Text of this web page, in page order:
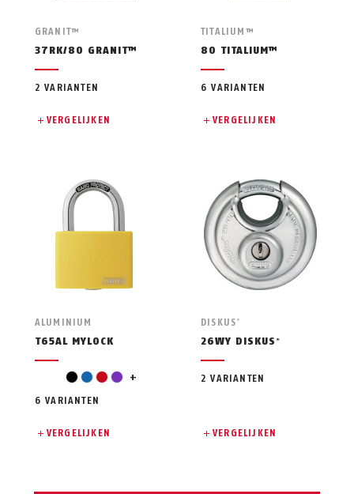
GRANIT™
37RK/80 GRANIT™
2 VARIANTEN
VERGELIJKEN
TITALIUM™
80 TITALIUM™
6 VARIANTEN
VERGELIJKEN
ALUMINIUM
T65AL MYLOCK
black
blueredviolet
white +
6 VARIANTEN
VERGELIJKEN
DISKUS ®
26WY DISKUS ®
2 VARIANTEN
VERGELIJKEN